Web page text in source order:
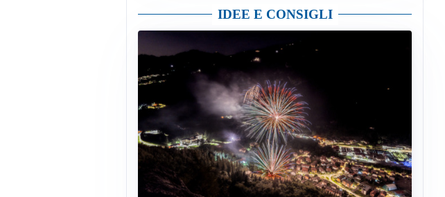
IDEE E CONSIGLI